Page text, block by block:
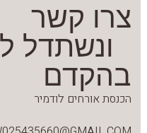
צרו קשר
ונשתדל
בהקדם
הכנסת אורחים לודמיר